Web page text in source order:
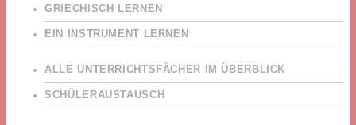
GRIECHISCH LERNEN
EIN INSTRUMENT LERNEN
ALLE UNTERRICHTSFÄCHER IM ÜBERBLICK
SCHÜLERAUSTAUSCH